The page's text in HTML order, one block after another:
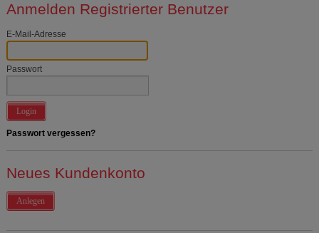
Anmelden Registrierter Benutzer
E-Mail-Adresse
Passwort
Login
Passwort vergessen?
Neues Kundenkonto
Anlegen